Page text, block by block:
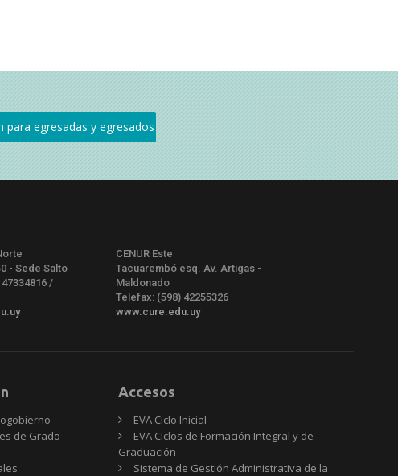
- Sede Salto
/
CENUR Este
Tacuarembó esq. Av. Artigas -
Maldonado
Telefax: (598) 42255326
www.cure.edu.uy
de Grado
Accesos
EVA Ciclo Inicial
EVA Ciclos de Formación Integral y de
Graduación
Sistema de Gestión Administrativa de la